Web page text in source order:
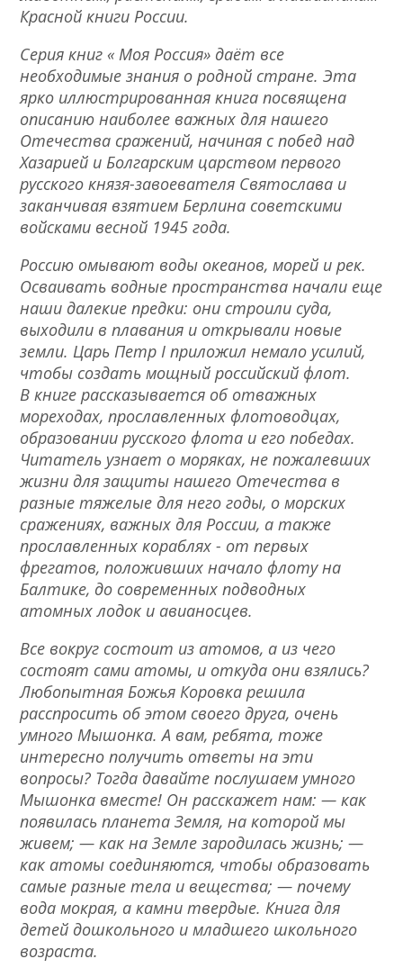
Красной книги России.
Серия книг « Моя Россия» даёт все
необходимые знания о родной стране. Эта
ярко иллюстрированная книга посвящена
описанию наиболее важных для нашего
Отечества сражений, начиная с побед над
Хазарией и Болгарским царством первого
русского князя-завоевателя Святослава и
заканчивая взятием Берлина советскими
войсками весной 1945 года.
Россию омывают воды океанов, морей и рек.
Осваивать водные пространства начали еще
наши далекие предки: они строили суда,
выходили в плавания и открывали новые
земли. Царь Петр I приложил немало усилий,
чтобы создать мощный российский флот.
В книге рассказывается об отважных
мореходах, прославленных флотоводцах,
образовании русского флота и его победах.
Читатель узнает о моряках, не пожалевших
жизни для защиты нашего Отечества в
разные тяжелые для него годы, о морских
сражениях, важных для России, а также
прославленных кораблях - от первых
фрегатов, положивших начало флоту на
Балтике, до современных подводных
атомных лодок и авианосцев.
Все вокруг состоит из атомов, а из чего
состоят сами атомы, и откуда они взялись?
Любопытная Божья Коровка решила
расспросить об этом своего друга, очень
умного Мышонка. А вам, ребята, тоже
интересно получить ответы на эти
вопросы? Тогда давайте послушаем умного
Мышонка вместе! Он расскажет нам: — как
появилась планета Земля, на которой мы
живем; — как на Земле зародилась жизнь; —
как атомы соединяются, чтобы образовать
самые разные тела и вещества; — почему
вода мокрая, а камни твердые. Книга для
детей дошкольного и младшего школьного
возраста.